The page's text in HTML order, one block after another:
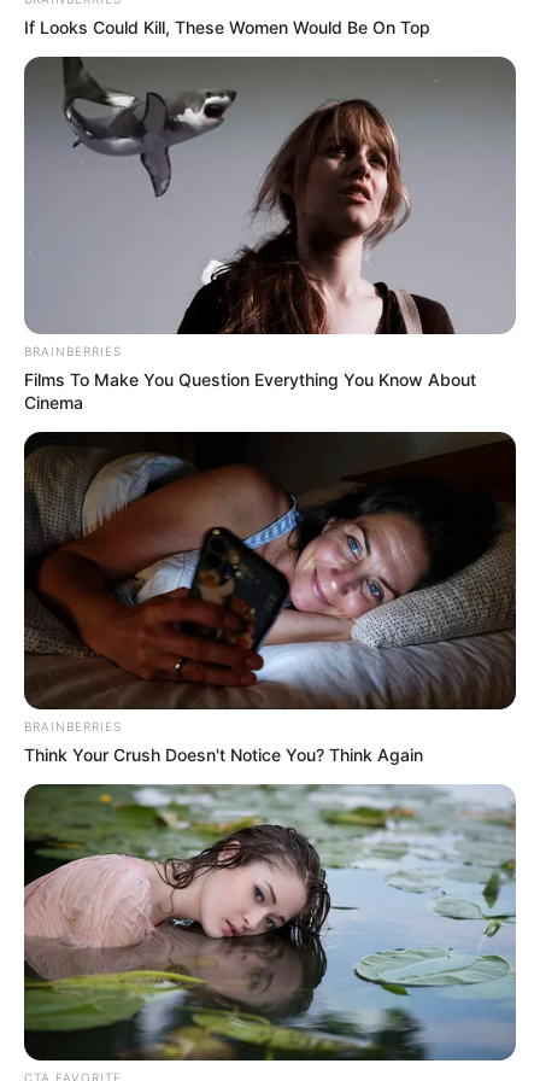
(foto: instagram/rhenald.kasali)
Biodata & Profil
Nama Lengkap: Rhenald Kasali
Nama Panggung: Rhenald Kasali
Nama Panggilan: –
Tempat, Tanggal Lahir: Jakarta, Indonesia, 13 Agustus 1960
Kewarganegaraan: Indonesia
If Looks Could Kill, These Women Would Be On Top
BRAINBERRIES
Films To Make You Question Everything You Know About
Cinema
BRAINBERRIES
Think Your Crush Doesn't Notice You? Think Again
CTA FAVORITE